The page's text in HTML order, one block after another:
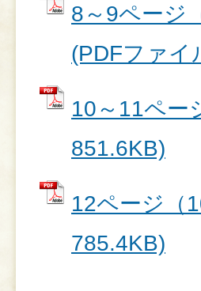
8～9ページ
(PDFファイ
10～11ペー
851.6KB)
12ページ（
785.4KB)